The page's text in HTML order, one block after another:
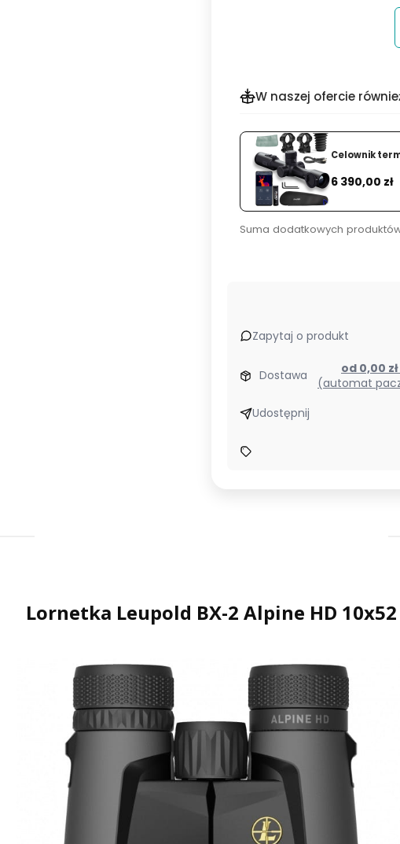
W naszej ofercie
Celownik
Cena
6 390,00 zł
Suma dodatkowych
Zapytaj o produkt
Dostawa od 0,00 zł
(automat
Udostępnij
Lornetka Leupold BX-2 Alpine HD 10x52